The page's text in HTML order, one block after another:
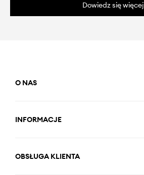
Dowiedz się więcej
O NAS
INFORMACJE
OBSŁUGA KLIENTA